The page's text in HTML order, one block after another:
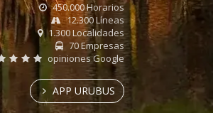
450.000 Horarios
12.300 Líneas
1.300 Localidades
70 Empresas
opiniones Google
APP URUBUS